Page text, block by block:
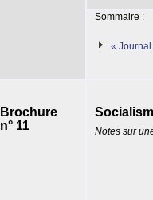
Sommaire :
« Journal
Brochure
n° 11
Notes sur